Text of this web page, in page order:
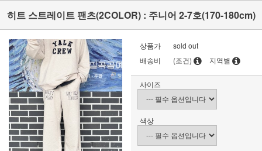
히트 스트레이트 팬츠(2COLOR) : 주니어 2-7호(170-180cm)
상품가
sold out
배송비
(조건) 지역별
사이즈
색상